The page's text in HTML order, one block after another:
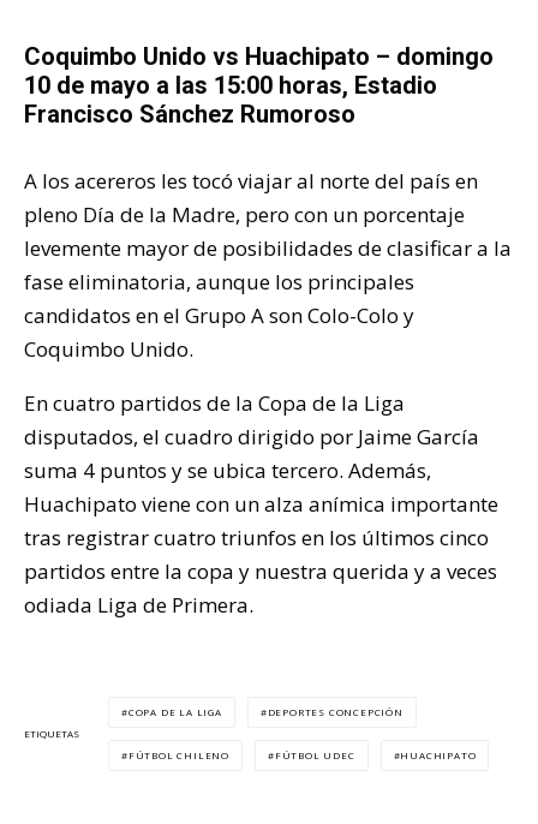
Coquimbo Unido vs Huachipato – domingo
10 de mayo a las 15:00 horas, Estadio
Francisco Sánchez Rumoroso
A los acereros les tocó viajar al norte del país en
pleno Día de la Madre, pero con un porcentaje
levemente mayor de posibilidades de clasificar a la
fase eliminatoria, aunque los principales
candidatos en el Grupo A son Colo-Colo y
Coquimbo Unido.
En cuatro partidos de la Copa de la Liga
disputados, el cuadro dirigido por Jaime García
suma 4 puntos y se ubica tercero. Además,
Huachipato viene con un alza anímica importante
tras registrar cuatro triunfos en los últimos cinco
partidos entre la copa y nuestra querida y a veces
odiada Liga de Primera.
ETIQUETAS
COPA DE LA LIGA DEPORTES CONCEPCIÓN
FÚTBOL CHILENO FÚTBOL UDEC HUACHIPATO